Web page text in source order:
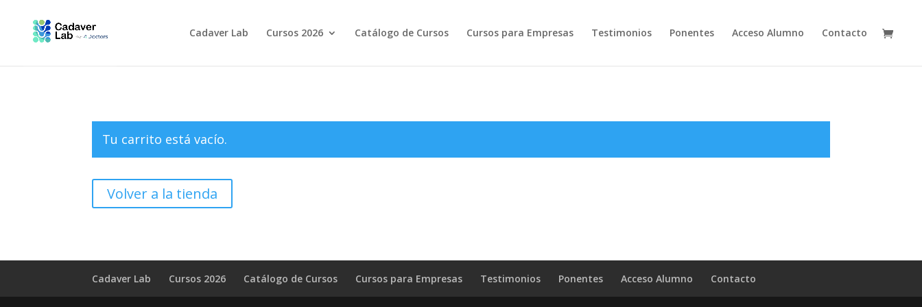
Cadaver Lab Cursos 2026 Catálogo de Cursos Cursos para Empresas Testimonios Ponentes Acceso Alumno Contacto
Tu carrito está vacío.
Volver a la tienda
Cadaver Lab Cursos 2026 Catálogo de Cursos Cursos para Empresas Testimonios Ponentes Acceso Alumno Contacto